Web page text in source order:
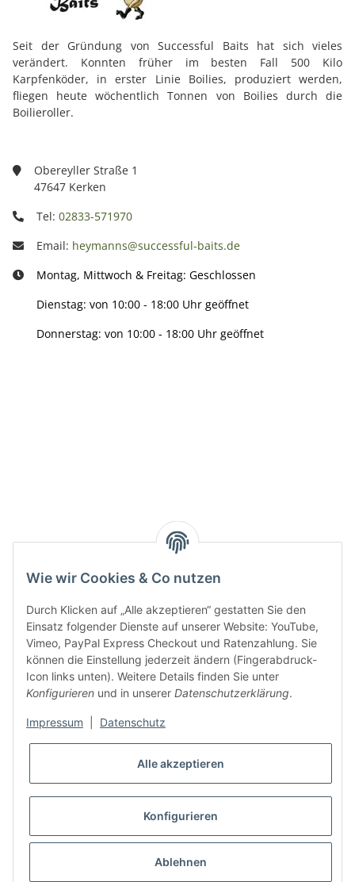
Wie wir Cookies & Co nutzen
Durch Klicken auf „Alle akzeptieren“ gestatten Sie den
Einsatz folgender Dienste auf unserer Website: YouTube,
Vimeo, PayPal Express Checkout und Ratenzahlung. Sie
können die Einstellung jederzeit ändern (Fingerabdruck-
Icon links unten). Weitere Details finden Sie unter
Konfigurieren und in unserer Datenschutzerklärung.
Impressum Datenschutz
Alle akzeptieren
Konfigurieren
Ablehnen
Seit der Gründung von Successful Baits hat sich vieles
verändert. Konnten früher im besten Fall 500 Kilo
Karpfenköder, in erster Linie Boilies, produziert werden,
fliegen heute wöchentlich Tonnen von Boilies durch die
Boilieroller.
Obereyller Straße 1
47647 Kerken
Tel: 02833-571970
Email: heymanns@successful-baits.de
Montag, Mittwoch & Freitag: Geschlossen
Dienstag: von 10:00 - 18:00 Uhr geöffnet
Donnerstag: von 10:00 - 18:00 Uhr geöffnet
Key:
Gesetzliche Informationen
* Alle Preise inkl. gesetzlicher USt., zzgl.
VERTRAG WIDERRUFEN